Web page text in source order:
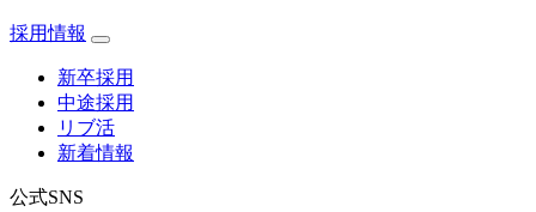
採用情報
新卒採用
中途採用
リブ活
新着情報
公式SNS